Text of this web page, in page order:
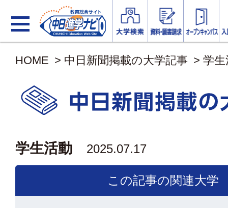
HOME > 中日新聞掲載の大学記事 > 学
学生活動 2025.07.17
この記事の関連大学